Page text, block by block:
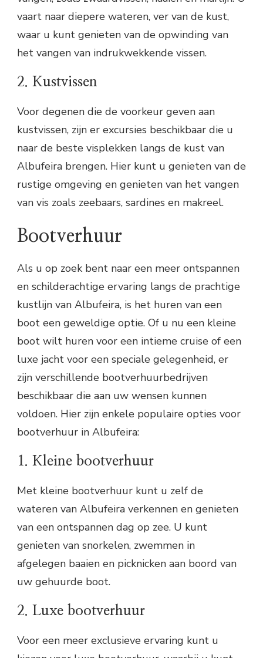
vaart naar diepere wateren, ver van de kust,
waar u kunt genieten van de opwinding van
het vangen van indrukwekkende vissen.
2. Kustvissen
Voor degenen die de voorkeur geven aan
kustvissen, zijn er excursies beschikbaar die u
naar de beste visplekken langs de kust van
Albufeira brengen. Hier kunt u genieten van de
rustige omgeving en genieten van het vangen
van vis zoals zeebaars, sardines en makreel.
Bootverhuur
Als u op zoek bent naar een meer ontspannen
en schilderachtige ervaring langs de prachtige
kustlijn van Albufeira, is het huren van een
boot een geweldige optie. Of u nu een kleine
boot wilt huren voor een intieme cruise of een
luxe jacht voor een speciale gelegenheid, er
zijn verschillende bootverhuurbedrijven
beschikbaar die aan uw wensen kunnen
voldoen. Hier zijn enkele populaire opties voor
bootverhuur in Albufeira:
1. Kleine bootverhuur
Met kleine bootverhuur kunt u zelf de
wateren van Albufeira verkennen en genieten
van een ontspannen dag op zee. U kunt
genieten van snorkelen, zwemmen in
afgelegen baaien en picknicken aan boord van
uw gehuurde boot.
2. Luxe bootverhuur
Voor een meer exclusieve ervaring kunt u